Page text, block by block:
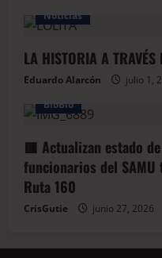
Noticias
LA HISTORIA A
Eduardo Alarcón
julio 1,
BioBio
🟥 Actualizan estado
funcionarios del
Ruta 160
CrisGutie junio 27, 2026